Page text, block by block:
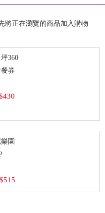
將正在瀏覽的商品加入購物
360
券
園
$515